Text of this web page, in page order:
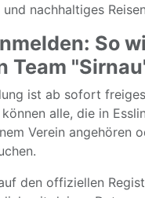
nachhaltiges
So
Team
ist ab sofort
alle, die in
Verein angehören
den offiziellen